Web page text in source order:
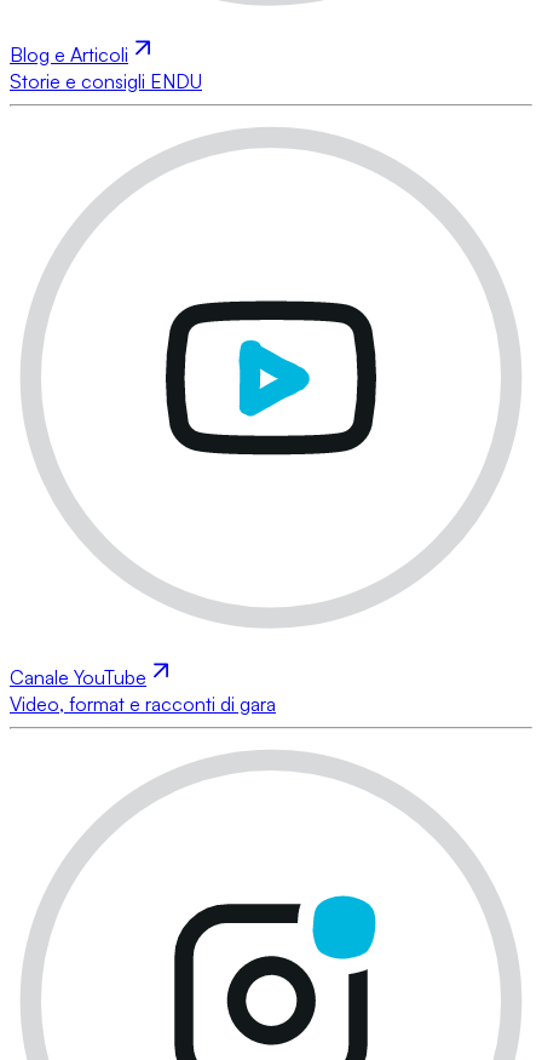
Blog e Articoli
Storie e consigli ENDU
Canale YouTube
Video, format e racconti di gara